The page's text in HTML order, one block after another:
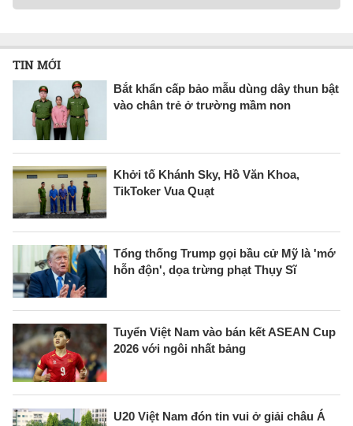
TIN MỚI
Bắt khẩn cấp bảo mẫu dùng dây thun bật
vào chân trẻ ở trường mầm non
Khởi tố Khánh Sky, Hồ Văn Khoa,
TikToker Vua Quạt
Tổng thống Trump gọi bầu cử Mỹ là 'mớ
hỗn độn', dọa trừng phạt Thụy Sĩ
Tuyển Việt Nam vào bán kết ASEAN Cup
2026 với ngôi nhất bảng
U20 Việt Nam đón tin vui ở giải châu Á